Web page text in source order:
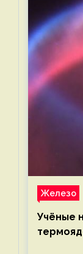
Железо
Учёные